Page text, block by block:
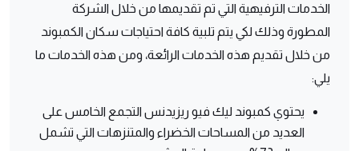
الخدمات الترفيهية التي تم تقديمها من خلال الشركة
المطورة وذلك لكي يتم تلبية كافة احتياجات سكان الكمبوند
من خلال تقديم هذه الخدمات الرائعة، ومن هذه الخدمات ما
يلي:
يحتوي كمبوند ليك فيو ريزيدنس التجمع الخامس على
العديد من المساحات الخضراء والمتنزهات التي تشمل